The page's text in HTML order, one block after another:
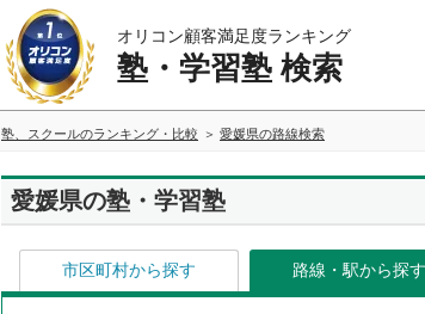
オリコン顧客満足度ランキング
塾・学習塾 検索
塾、スクールのランキング・比較 愛媛県の路線検索
愛媛県の塾・学習塾
市区町村から探す 路線・駅から探す